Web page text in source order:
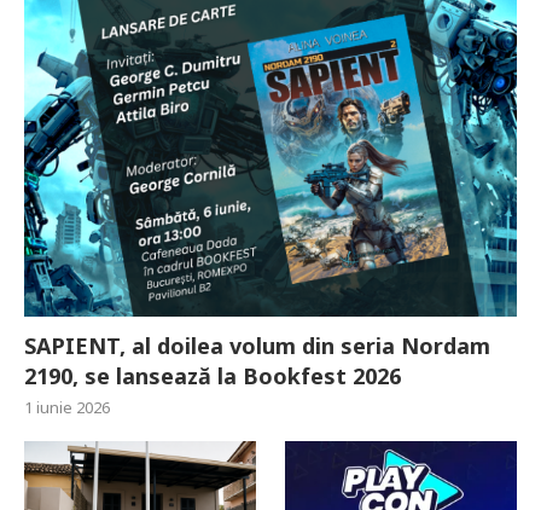
SAPIENT, al doilea volum din seria Nordam
2190, se lansează la Bookfest 2026
1 iunie 2026